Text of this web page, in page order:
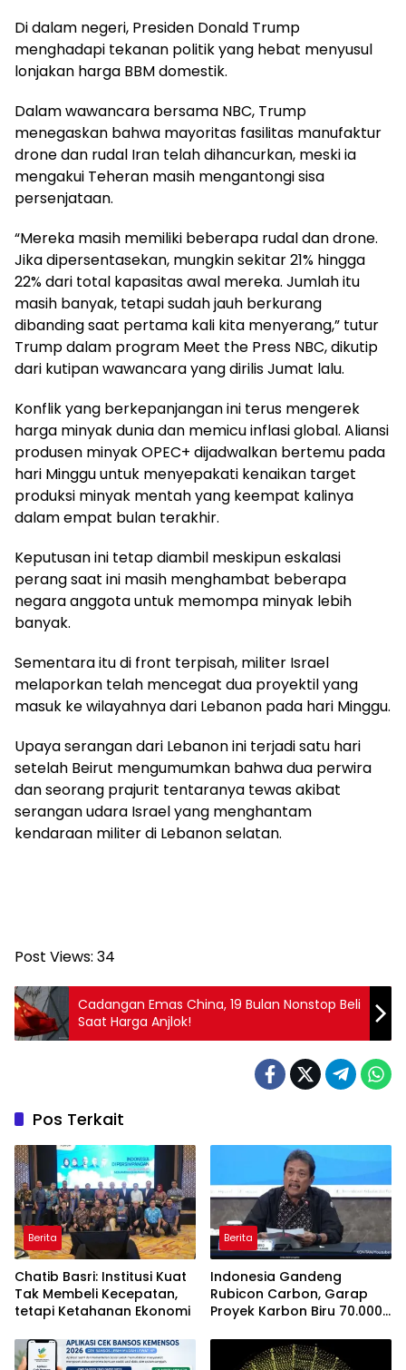
Di dalam negeri, Presiden Donald Trump
menghadapi tekanan politik yang hebat menyusul
lonjakan harga BBM domestik.
Dalam wawancara bersama NBC, Trump
menegaskan bahwa mayoritas fasilitas manufaktur
drone dan rudal Iran telah dihancurkan, meski ia
mengakui Teheran masih mengantongi sisa
persenjataan.
“Mereka masih memiliki beberapa rudal dan drone.
Jika dipersentasekan, mungkin sekitar 21% hingga
22% dari total kapasitas awal mereka. Jumlah itu
masih banyak, tetapi sudah jauh berkurang
dibanding saat pertama kali kita menyerang,” tutur
Trump dalam program Meet the Press NBC, dikutip
dari kutipan wawancara yang dirilis Jumat lalu.
Konflik yang berkepanjangan ini terus mengerek
harga minyak dunia dan memicu inflasi global. Aliansi
produsen minyak OPEC+ dijadwalkan bertemu pada
hari Minggu untuk menyepakati kenaikan target
produksi minyak mentah yang keempat kalinya
dalam empat bulan terakhir.
Keputusan ini tetap diambil meskipun eskalasi
perang saat ini masih menghambat beberapa
negara anggota untuk memompa minyak lebih
banyak.
Sementara itu di front terpisah, militer Israel
melaporkan telah mencegat dua proyektil yang
masuk ke wilayahnya dari Lebanon pada hari Minggu.
Upaya serangan dari Lebanon ini terjadi satu hari
setelah Beirut mengumumkan bahwa dua perwira
dan seorang prajurit tentaranya tewas akibat
serangan udara Israel yang menghantam
kendaraan militer di Lebanon selatan.
Post Views: 34
Cadangan Emas China, 19 Bulan Nonstop Beli
Saat Harga Anjlok!
Pos Terkait
Berita
Chatib Basri: Institusi Kuat
Tak Membeli Kecepatan,
tetapi Ketahanan Ekonomi
Berita
Indonesia Gandeng
Rubicon Carbon, Garap
Proyek Karbon Biru 70.000